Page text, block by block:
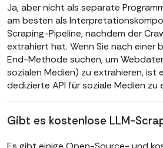
Ja, aber nicht als separate
am besten als
Scraping-Pipeline, nachdem der
extrahiert hat. Wenn Sie nach
End-Methode suchen, um
sozialen Medien) zu extrahieren, ist
dedizierte API für soziale Medien zu
Gibt es kostenlose LLM-